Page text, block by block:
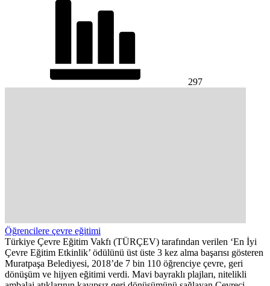
297
Öğrencilere çevre eğitimi
Türkiye Çevre Eğitim Vakfı (TÜRÇEV) tarafından verilen ‘En İyi
Çevre Eğitim Etkinlik’ ödülünü üst üste 3 kez alma başarısı gösteren
Muratpaşa Belediyesi, 2018’de 7 bin 110 öğrenciye çevre, geri
dönüşüm ve hijyen eğitimi verdi. Mavi bayraklı plajları, nitelikli